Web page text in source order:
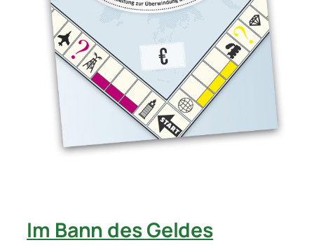
Im Bann des Geldes